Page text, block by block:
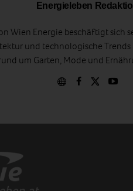
Energieleben
Wien Energie beschäftigt sich
und technologische
um Garten, Mode und